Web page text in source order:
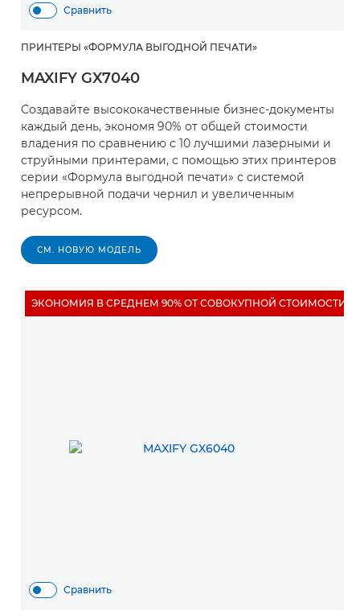
Сравнить
ПРИНТЕРЫ «ФОРМУЛА ВЫГОДНОЙ ПЕЧАТИ»
MAXIFY GX7040
Создавайте высококачественные бизнес-документы
каждый день, экономя 90% от общей стоимости
владения по сравнению с 10 лучшими лазерными и
струйными принтерами, с помощью этих принтеров
серии «Формула выгодной печати» с системой
непрерывной подачи чернил и увеличенным
ресурсом.
СМ. НОВУЮ МОДЕЛЬ
Сравнить
ЭКОНОМИЯ В СРЕДНЕМ 90% ОТ СОВОКУПНОЙ СТОИМОСТИ